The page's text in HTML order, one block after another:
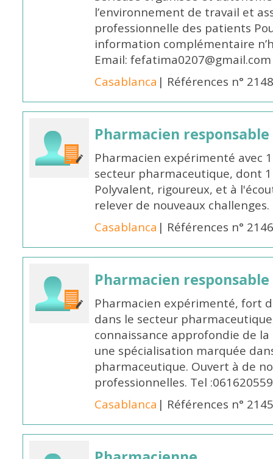
l’environnement de travail et
professionnelle des patients
information complémentaire
Email: fefatima0207@gmail.com
Casablanca | Références n°
Pharmacien responsable
Pharmacien expérimenté avec
secteur pharmaceutique, dont
Polyvalent, rigoureux, et à
relever de nouveaux
Casablanca | Références n°
Pharmacien responsable
Pharmacien expérimenté, fort
dans le secteur
connaissance approfondie de
une spécialisation marquée
pharmaceutique. Ouvert à de
professionnelles. Tel
Casablanca | Références n°